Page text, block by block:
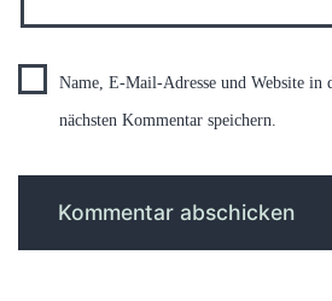
Name, E-Mail-Adresse und Website in
nächsten Kommentar speichern.